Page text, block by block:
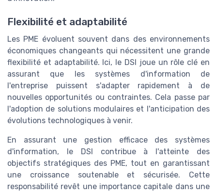
Flexibilité et adaptabilité
Les PME évoluent souvent dans des environnements
économiques changeants qui nécessitent une grande
flexibilité et adaptabilité. Ici, le DSI joue un rôle clé en
assurant que les systèmes d'information de
l'entreprise puissent s'adapter rapidement à de
nouvelles opportunités ou contraintes. Cela passe par
l'adoption de solutions modulaires et l'anticipation des
évolutions technologiques à venir.
En assurant une gestion efficace des systèmes
d'information, le DSI contribue à l'atteinte des
objectifs stratégiques des PME, tout en garantissant
une croissance soutenable et sécurisée. Cette
responsabilité revêt une importance capitale dans une